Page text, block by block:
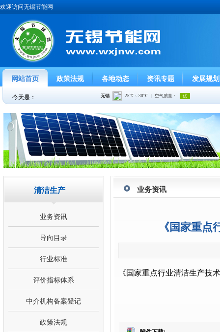
欢迎访问无锡节能网
网站首页 政策法规 各地动态 资讯专题 发展规划
今天是：
清洁生产
业务资讯
导向目录
行业标准
评价指标体系
中介机构备案登记
政策法规
业务资讯
《国家重
《国家重点行业清洁生产技